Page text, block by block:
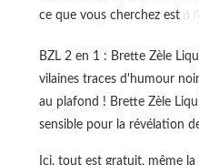
ce que vous cherchez est à
BZL 2 en 1 : Brette Zèle
vilaines traces d'humour
au plafond ! Brette Zèle
sensible pour la révélation
Ici, tout est gratuit, même